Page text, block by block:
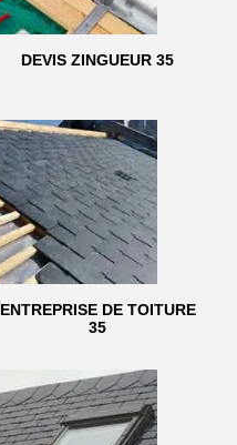
DEVIS ZINGUEUR 35
ENTREPRISE DE TOITURE
35